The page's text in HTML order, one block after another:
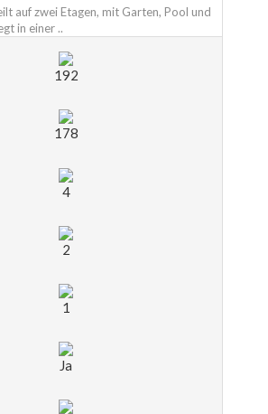
auf zwei Etagen, mit Garten, Pool und
in einer ..
192
178
4
2
1
Ja